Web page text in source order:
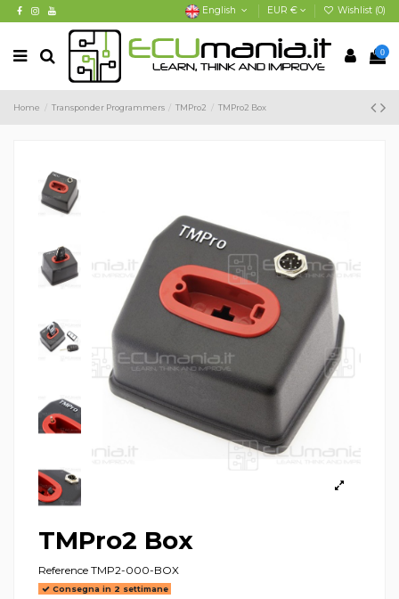
English EUR € Wishlist (0)
0
Home Transponder Programmers TMPro2 TMPro2 Box
TMPro2 Box
Reference TMP2-000-BOX
Consegna in 2 settimane